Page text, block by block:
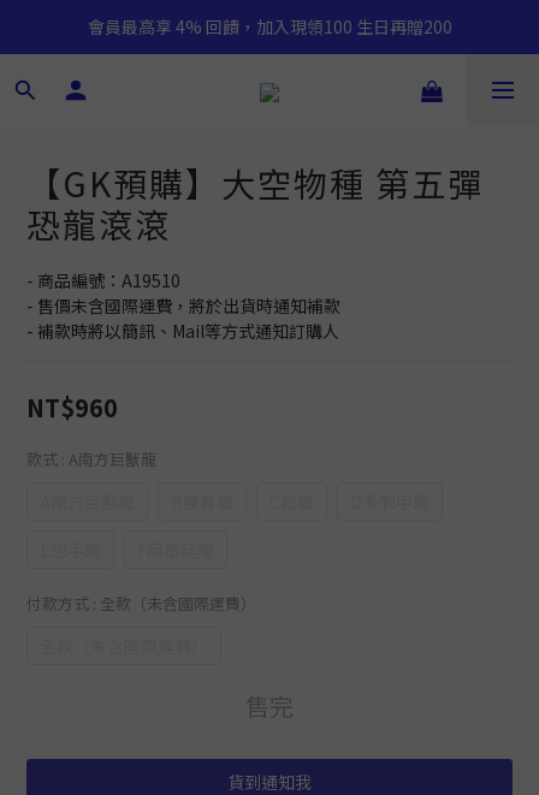
會員最高享 4% 回饋，加入現領100 生日再贈200
【GK預購】大空物種 第五彈
恐龍滾滾
- 商品編號：A19510
- 售價未含國際運費，將於出貨時通知補款
- 補款時將以簡訊、Mail等方式通知訂購人
NT$960
款式 : A南方巨獸龍
付款方式 : 全款（未含國際運費）
售完
貨到通知我